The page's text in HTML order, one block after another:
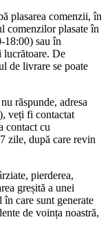
plasarea comenzii, în
comenzilor plasate în
18:00) sau în
lucrătoare. De
de livrare se poate
răspunde, adresa
veți fi contactat
contact cu
zile, după care revin
pierderea,
greșită a unei
care sunt generate
de voința noastră,